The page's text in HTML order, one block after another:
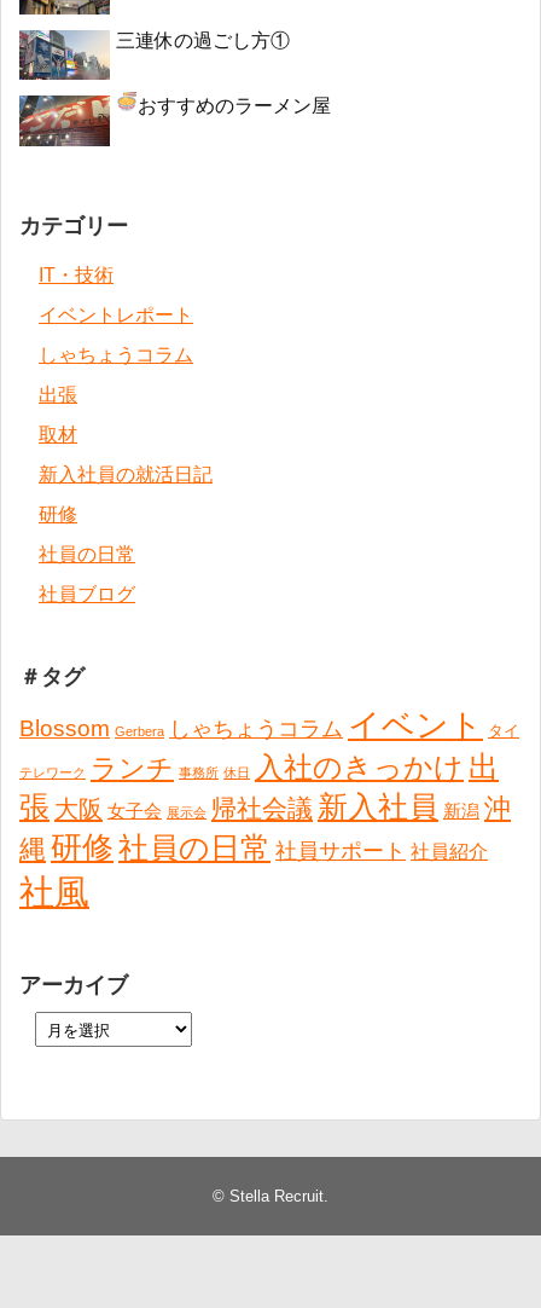
三連休の過ごし方①
おすすめのラーメン屋
カテゴリー
IT・技術
イベントレポート
しゃちょうコラム
出張
取材
新入社員の就活日記
研修
社員の日常
社員ブログ
＃タグ
Blossom Gerbera しゃちょうコラム イベント タイ
テレワーク ランチ 事務所 休日 入社のきっかけ 出
張 大阪 女子会 展示会 帰社会議 新入社員 新潟 沖
縄 研修社員の日常 社員サポート 社員紹介
社風
アーカイブ
© Stella Recruit.